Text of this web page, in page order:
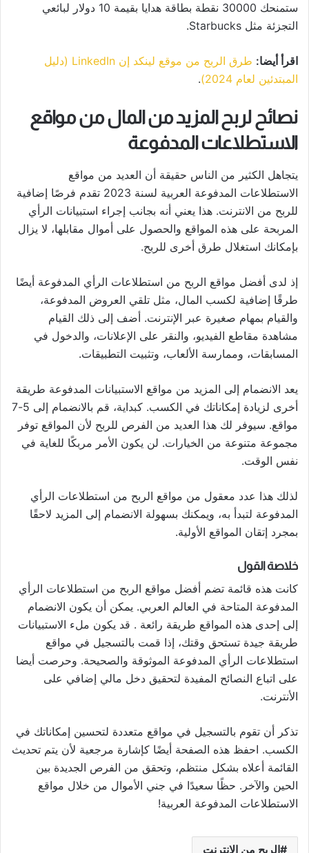
ستمنحك 30000 نقطة بطاقة هدايا بقيمة 10 دولار لبائعي
التجزئة مثل Starbucks.
اقرأ أيضا:
طرق الربح من موقع لينكد إن LinkedIn (دليل
المبتدئين لعام 2024)
.
نصائح لربح المزيد من المال من مواقع
الاستطلاعات المدفوعة
يتجاهل الكثير من الناس حقيقة أن العديد من مواقع
الاستطلاعات المدفوعة العربية لسنة 2023 تقدم فرصًا إضافية
للربح من الانترنت. هذا يعني أنه بجانب إجراء استبيانات الرأي
المربحة على هذه المواقع والحصول على أموال مقابلها، لا يزال
بإمكانك استغلال طرق أخرى للربح.
إذ لدى أفضل مواقع الربح من استطلاعات الرأي المدفوعة أيضًا
طرقًا إضافية لكسب المال، مثل تلقي العروض المدفوعة،
والقيام بمهام صغيرة عبر الإنترنت. أضف إلى ذلك القيام
مشاهدة مقاطع الفيديو، والنقر على الإعلانات، والدخول في
المسابقات، وممارسة الألعاب، وتثبيت التطبيقات.
يعد الانضمام إلى المزيد من مواقع الاستبيانات المدفوعة طريقة
أخرى لزيادة إمكاناتك في الكسب. كبداية، قم بالانضمام إلى 5-7
مواقع. سيوفر لك هذا العديد من الفرص للربح لأن المواقع توفر
مجموعة متنوعة من الخيارات. لن يكون الأمر مربكًا للغاية في
نفس الوقت.
لذلك هذا عدد معقول من مواقع الربح من استطلاعات الرأي
المدفوعة لتبدأ به، ويمكنك بسهولة الانضمام إلى المزيد لاحقًا
بمجرد إتقان المواقع الأولية.
خلاصة القول
كانت هذه قائمة تضم أفضل مواقع الربح من استطلاعات الرأي
المدفوعة المتاحة في العالم العربي. يمكن أن يكون الانضمام
إلى إحدى هذه المواقع طريقة رائعة . قد يكون ملء الاستبيانات
طريقة جيدة تستحق وقتك، إذا قمت بالتسجيل في مواقع
استطلاعات الرأي المدفوعة الموثوقة والصحيحة. وحرصت أيضا
على اتباع النصائح المفيدة لتحقيق دخل مالي إضافي على
الأنترنت.
تذكر أن تقوم بالتسجيل في مواقع متعددة لتحسين إمكاناتك في
الكسب. احفظ هذه الصفحة أيضًا كإشارة مرجعية لأن يتم تحديث
القائمة أعلاه بشكل منتظم، وتحقق من الفرص الجديدة بين
الحين والآخر. حظًا سعيدًا في جني الأموال من خلال مواقع
الاستطلاعات المدفوعة العربية!
الربح من الانترنت